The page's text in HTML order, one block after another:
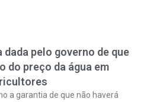
dada pelo governo de que
do preço da água em
a garantia de que não haverá